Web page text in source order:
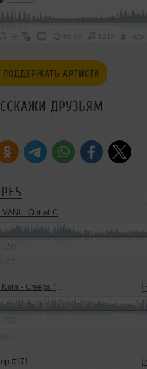
05:38 1219 </>
ПОДДЕРЖАТЬ АРТИСТА
ДРУЗЬЯМ
of Control (Original Mix)
(Original Mix)
#171